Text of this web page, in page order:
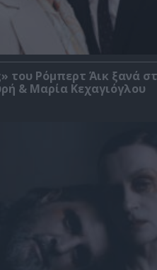
του Ρόμπερτ Άικ ξανά
& Μαρία Κεχαγιόγλου